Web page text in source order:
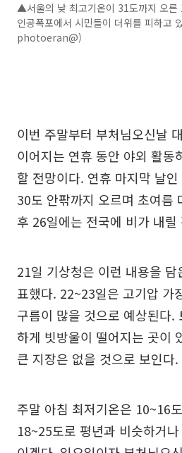
▲서울의 낮 최고기온이 31도까지 오른
인공폭포에서 시민들이 더위를 피하고
photoeran@)
이번 주말부터 부처님오신날
이어지는 연휴 동안 야외 활동
할 전망이다. 연휴 마지막 날
30도 안팎까지 오르며 초여름
후 26일에는 전국에 비가 내릴
21일 기상청은 이런 내용을
표했다. 22~23일은 고기압 가
구름이 많을 것으로 예상된다.
하게 빗방울이 떨어지는 곳이
큰 지장은 없을 것으로 보인다.
주말 아침 최저기온은 10~16
18~25도로 평년과 비슷하거